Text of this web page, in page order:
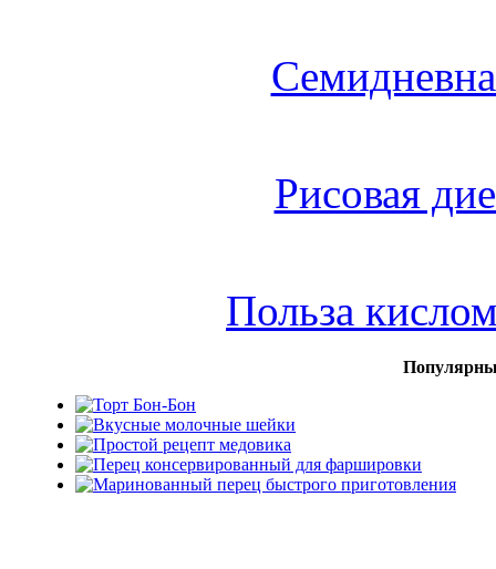
Рисовая
Польза